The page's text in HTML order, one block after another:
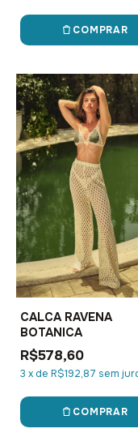
COMPRAR
CALCA RAVENA
BOTANICA
R$578,60
3 xde R$192,87 sem
COMPRAR